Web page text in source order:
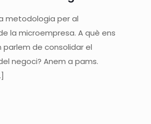
metodologia per al
la microempresa. A què ens
parlem de consolidar el
negoci? Anem a pams.